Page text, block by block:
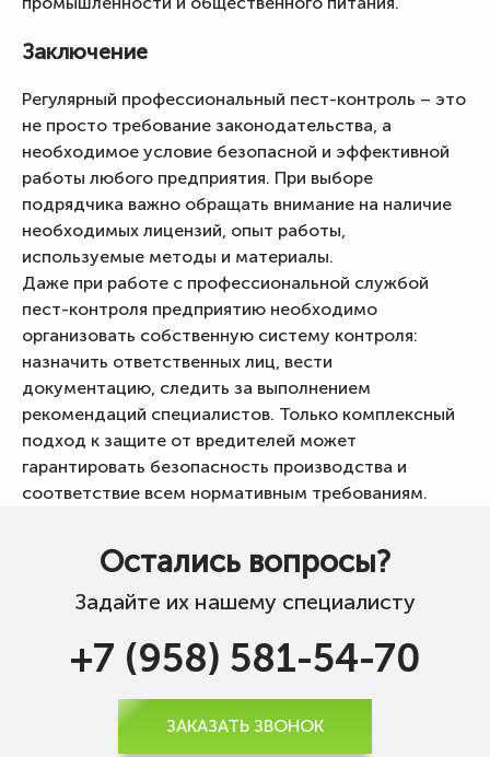
Заключение
Регулярный профессиональный пест-контроль – это
не просто требование законодательства, а
необходимое условие безопасной и эффективной
работы любого предприятия. При выборе
подрядчика важно обращать внимание на наличие
необходимых лицензий, опыт работы,
используемые методы и материалы.
Даже при работе с профессиональной службой
пест-контроля предприятию необходимо
организовать собственную систему контроля:
назначить ответственных лиц, вести
документацию, следить за выполнением
рекомендаций специалистов. Только комплексный
подход к защите от вредителей может
гарантировать безопасность производства и
соответствие всем нормативным требованиям.
Остались вопросы?
Задайте их нашему специалисту
+7 (958) 581-54-70
ЗАКАЗАТЬ ЗВОНОК